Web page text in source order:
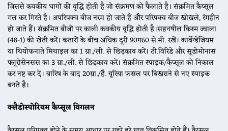
जिससे कवकीय धागों की वृद्धि होती है जो संक्रमण को फैलाते है। संक्रमित कैप्सूल
गल कर गिरते है। अपरिपक्व बीज नरम हो जाते हैं और परिपक्व बीज खोखले, रंगहीन
हो जाते हैं। संक्रमित बीजों पर काली कवकीय वृद्धि होती है।सहनषील किस्म ज्वाला
(48-1) की खेती करें। कतारों के बीच अधिक दूरी 90ग60 से.मी. रखें। कार्बेन्डेजियम
या थियोफनाते मिथाइल का 1 ग्रा./ली. से छिड़काव करें। टी.विरिडे और सूडोमोनास
फ्लूरोसेनसस का 3 ग्रा./ली. से छिड़काव करें। संक्रमित स्पाइक/कैप्सूल को निकाल
कर नष्ट कर दें। बारिष के बाद 20ग्रा./है. यूरिया फसल पर बिखराने से नए स्पाइक
बनते है।
क्लैडोस्पोरियम कैप्सूल विगलन